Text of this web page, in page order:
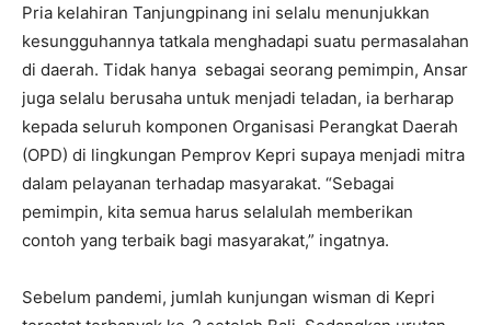
Pria kelahiran Tanjungpinang ini selalu menunjukkan
kesungguhannya tatkala menghadapi suatu permasalahan
di daerah. Tidak hanya sebagai seorang pemimpin, Ansar
juga selalu berusaha untuk menjadi teladan, ia berharap
kepada seluruh komponen Organisasi Perangkat Daerah
(OPD) di lingkungan Pemprov Kepri supaya menjadi mitra
dalam pelayanan terhadap masyarakat. “Sebagai
pemimpin, kita semua harus selalulah memberikan
contoh yang terbaik bagi masyarakat,” ingatnya.
Sebelum pandemi, jumlah kunjungan wisman di Kepri